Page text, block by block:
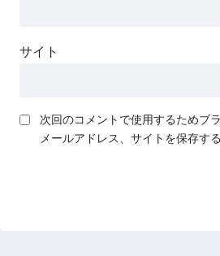
サイト
次回のコメントで使用するためブ
メールアドレス、サイトを保存する